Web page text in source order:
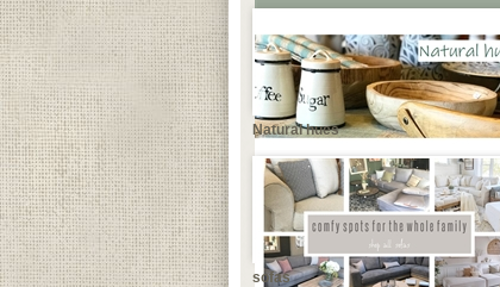
Natural hues
sofas